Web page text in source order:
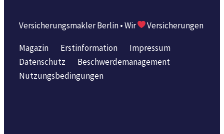
Versicherungsmakler Berlin • Wir Versicherungen
Magazin Erstinformation
Impressum
Datenschutz
Beschwerdemanagement
Nutzungsbedingungen